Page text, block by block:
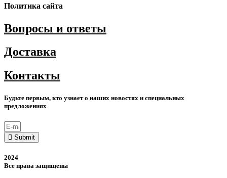
Политика сайта
Вопросы и ответы
Доставка
Контакты
Будьте первым, кто узнает о наших новостях и специальных
предложениях
Submit
2024
Все права защищены